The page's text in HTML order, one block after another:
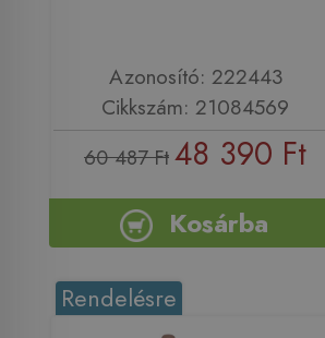
Azonosító: 222443
Cikkszám: 21084569
60 487 Ft48 390 Ft
Kosárba
Rendelésre